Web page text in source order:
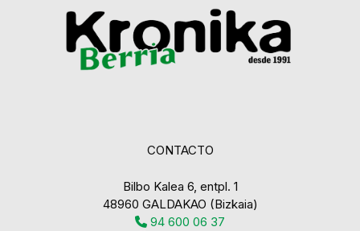
CONTACTO
Bilbo Kalea 6, entpl. 1
48960 GALDAKAO (Bizkaia)
94 600 06 37